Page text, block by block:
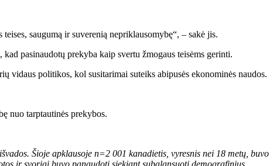
saugumą ir suverenią nepriklausomybę“, – sakė jis.
pasinaudotų prekyba kaip svertu žmogaus teisėms gerinti.
vidaus politikos, kol susitarimai suteiks abipusės ekonominės naudos.
nuo tarptautinės prekybos.
Šioje apklausoje n=2 001 kanadietis, vyresnis nei 18 metų, buvo
ir svoriai buvo panaudoti siekiant subalansuoti demografinius